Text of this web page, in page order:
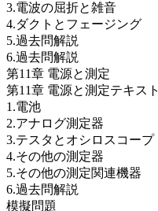
3.電波の屈折と雑音
4.ダクトとフェージング
5.過去問解説
6.過去問解説
第11章 電源と測定
第11章 電源と測定テキスト
1.電池
2.アナログ測定器
3.テスタとオシロスコープ
4.その他の測定器
5.その他の測定関連機器
6.過去問解説
模擬問題